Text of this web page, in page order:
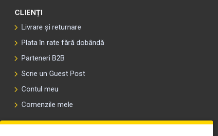
CLIENȚI
Livrare și returnare
Plata în rate fără dobândă
Parteneri B2B
Scrie un Guest Post
Contul meu
Comenzile mele